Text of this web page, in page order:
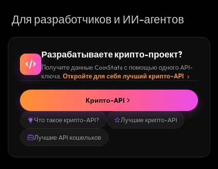
Для разработчиков и ИИ-агентов
Разрабатываете крипто-проект?
Получите данные CoinStats с помощью одного API-
ключа. Откройте для себя лучший крипто-API
Что такое крипто-API? Лучшие крипто-API
Лучшие API кошельков
Крипто-API